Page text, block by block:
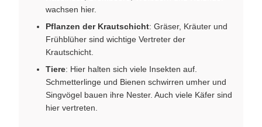
wachsen hier.
Pflanzen der Krautschicht: Gräser, Kräuter und
Frühblüher sind wichtige Vertreter der
Krautschicht.
Tiere: Hier halten sich viele Insekten auf.
Schmetterlinge und Bienen schwirren umher und
Singvögel bauen ihre Nester. Auch viele Käfer sind
hier vertreten.